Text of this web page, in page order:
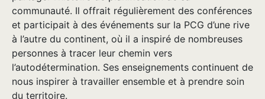
communauté. Il offrait régulièrement des conférences
et participait à des événements sur la PCG d’une rive
à l’autre du continent, où il a inspiré de nombreuses
personnes à tracer leur chemin vers
l’autodétermination. Ses enseignements continuent de
nous inspirer à travailler ensemble et à prendre soin
du territoire.